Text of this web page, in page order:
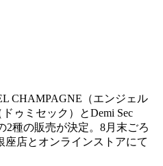
CHAMPAGNE（エンジェル
ゥミセック）とDemi Sec
2種の販売が決定。8月末ごろ
座店とオンラインストアにて